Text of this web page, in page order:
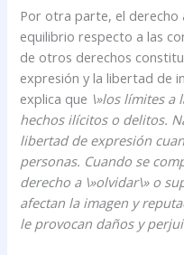
Por otra parte, el derecho
equilibrio respecto a las
de otros derechos
expresión y la libertad de
explica que \»los límites a
hechos ilícitos o delitos.
libertad de expresión
personas. Cuando se
derecho a \»olvidar\» o
afectan la imagen y
le provocan daños y